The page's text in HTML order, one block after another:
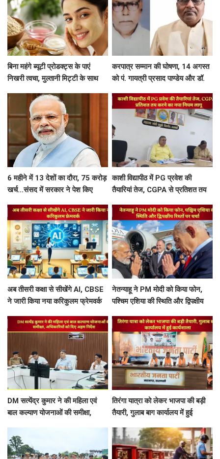
बिना महंगे ब्यूटी प्रोडक्ट्स के पाएं
निखरी त्वचा, मुल्तानी मिट्टी के साथ
करपात्र सम्मान की घोषणा, 14 अगस्त
को पं. गायत्री प्रसाद पाण्डेय और डॉ.
सम्मानित
6 महीने में 13 देशों का दौरा, 75 करोड़
खर्च...संसद में सरकार ने पेश किए
काशी विद्यापीठ में PG प्रवेश की
तैयारियां तेज, CGPA से प्रतिशत तय
अब तीसरी कक्षा से सीखेंगे AI, CBSE
ने जारी किया नया करिकुलम फ्रेमवर्क
नेतन्याहू ने PM मोदी को किया फोन,
पश्चिम एशिया की स्थिति और द्विपक्षीय
DM सत्येंद्र कुमार ने की महिला एवं
बाल कल्याण योजनाओं की समीक्षा,
तिरंगा यात्रा को लेकर भाजपा की बड़ी
तैयारी, गुलाब बाग कार्यालय में हुई